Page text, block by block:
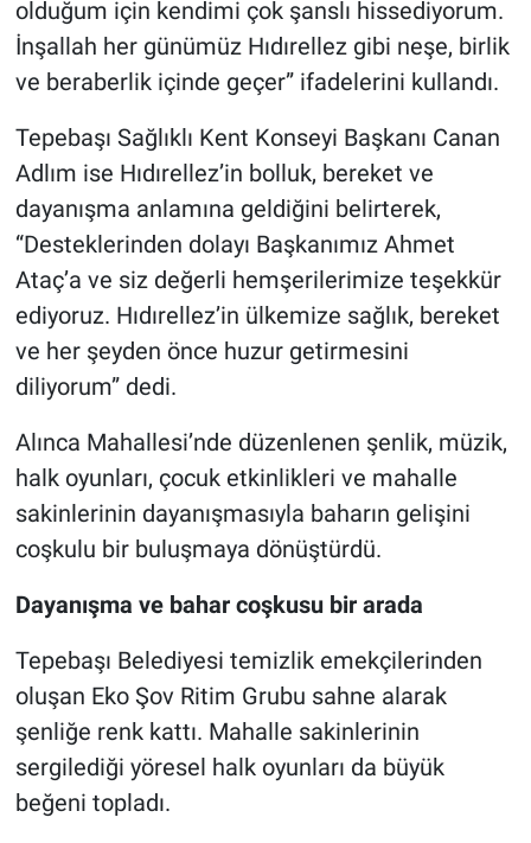
olduğum için kendimi çok şanslı hissediyorum.
İnşallah her günümüz Hıdırellez gibi neşe, birlik
ve beraberlik içinde geçer” ifadelerini kullandı.
Tepebaşı Sağlıklı Kent Konseyi Başkanı Canan
Adlım ise Hıdırellez’in bolluk, bereket ve
dayanışma anlamına geldiğini belirterek,
“Desteklerinden dolayı Başkanımız Ahmet
Ataç’a ve siz değerli hemşerilerimize teşekkür
ediyoruz. Hıdırellez’in ülkemize sağlık, bereket
ve her şeyden önce huzur getirmesini
diliyorum” dedi.
Alınca Mahallesi’nde düzenlenen şenlik, müzik,
halk oyunları, çocuk etkinlikleri ve mahalle
sakinlerinin dayanışmasıyla baharın gelişini
coşkulu bir buluşmaya dönüştürdü.
Dayanışma ve bahar coşkusu bir arada
Tepebaşı Belediyesi temizlik emekçilerinden
oluşan Eko Şov Ritim Grubu sahne alarak
şenliğe renk kattı. Mahalle sakinlerinin
sergilediği yöresel halk oyunları da büyük
beğeni topladı.